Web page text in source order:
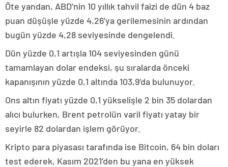
Öte yandan, ABD’nin 10 yıllık tahvil faizi de dün 4 baz
puan düşüşle yüzde 4,26’ya gerilemesinin ardından
bugün yüzde 4,28 seviyesinde dengelendi.
Dün yüzde 0,1 artışla 104 seviyesinden günü
tamamlayan dolar endeksi, şu sıralarda önceki
kapanışının yüzde 0,1 altında 103,9’da bulunuyor.
Ons altın fiyatı yüzde 0,1 yükselişle 2 bin 35 dolardan
alıcı bulurken, Brent petrolün varil fiyatı yatay bir
seyirle 82 dolardan işlem görüyor.
Kripto para piyasası tarafında ise Bitcoin, 64 bin doları
test ederek, Kasım 2021’den bu yana en yüksek